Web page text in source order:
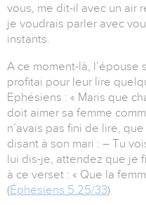
vous, me dit-il avec un air
je voudrais parler avec
instants.
A ce moment-là, l’épouse
profitai pour leur lire
Ephésiens : « Maris que
doit aimer sa femme
n’avais pas fini de lire,
disant à son mari : – Tu
lui dis-je, attendez que je
à ce verset : « Que la
(Éphésiens 5.25/33)